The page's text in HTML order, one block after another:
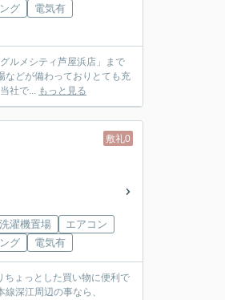
グ
電気有
ルメシティ芦屋浜店」まで
などが備わっておりとても充
社で... もっと見る
敷礼0
濯機置場
エアコン
グ 電気有
ちょっとした買い物に便利で
深江周辺の事なら、